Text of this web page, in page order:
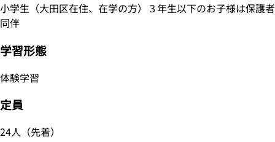
小学生（大田区在住、在学の方）３年生以下のお子様は保護者
同伴
学習形態
体験学習
定員
24人（先着）